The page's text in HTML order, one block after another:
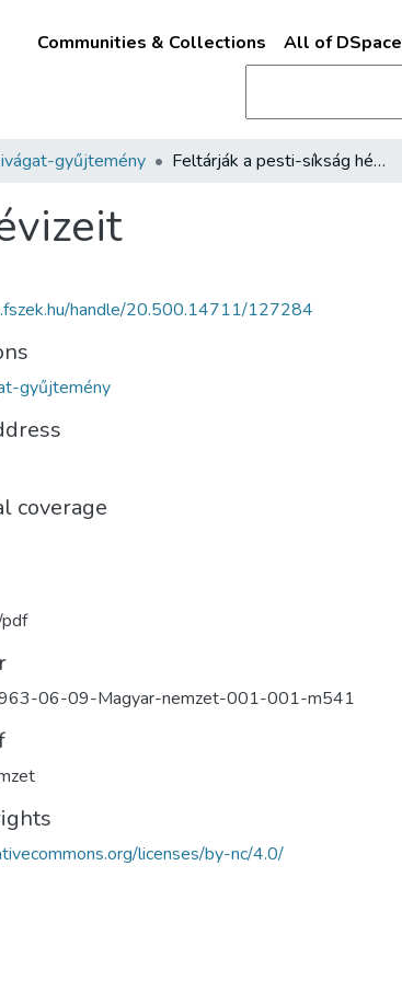
Communities & Collections All of DSpace
gyűjtemény Feltárják a pesti-síkság hévizeit
handle/20.500.14711/127284
gyűjtemény
coverage
06-09-Magyar-nemzet-001-001-m541
licenses/by-nc/4.0/